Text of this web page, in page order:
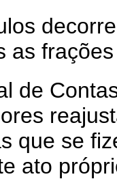
as
de
que se
ato